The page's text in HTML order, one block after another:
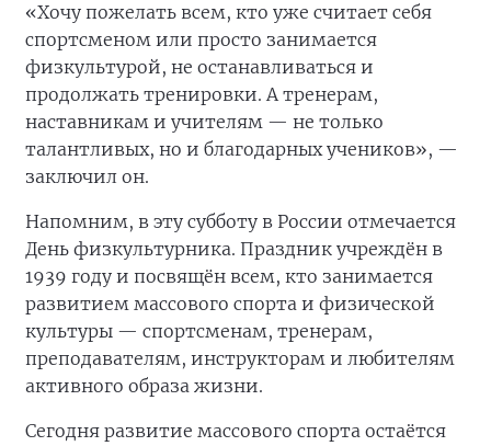
«Хочу пожелать всем, кто уже считает себя
спортсменом или просто занимается
физкультурой, не останавливаться и
продолжать тренировки. А тренерам,
наставникам и учителям — не только
талантливых, но и благодарных учеников», —
заключил он.
Напомним, в эту субботу в России отмечается
День физкультурника. Праздник учреждён в
1939 году и посвящён всем, кто занимается
развитием массового спорта и физической
культуры — спортсменам, тренерам,
преподавателям, инструкторам и любителям
активного образа жизни.
Сегодня развитие массового спорта остаётся